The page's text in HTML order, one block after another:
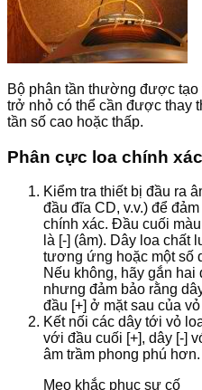
Bộ phân tần thường được
trở nhỏ có thể cần được thay
tần số cao hoặc thấp.
Phân cực loa chính
Kiểm tra thiết bị đầu ra
đầu đĩa CD, v.v.) để
chính xác. Đầu cuối
là [-] (âm). Dây loa chất
tương ứng hoặc một số
Nếu không, hãy gắn hai
nhưng đảm bảo rằng
đầu [+] ở mặt sau của
Kết nối các dây tới vỏ
với đầu cuối [+], dây [-]
âm trầm phong phú hơn.
Mẹo khắc phục sự cố